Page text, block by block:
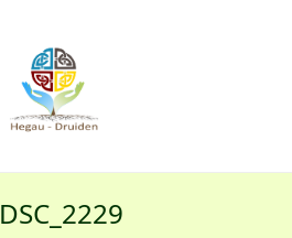
DSC_2229